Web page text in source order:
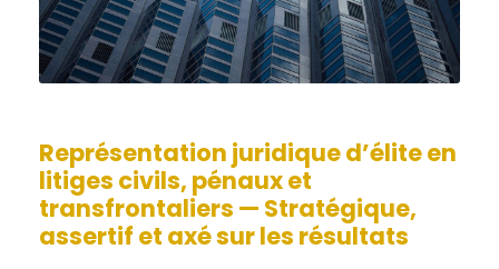
Représentation juridique d’élite en
litiges civils, pénaux et
transfrontaliers — Stratégique,
assertif et axé sur les résultats